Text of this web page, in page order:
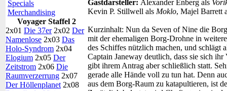
Specials
Merchandising
Voyager Staffel 2
2x01 Die 37er2x02 Der
Namenlose 2x03 Das
Holo-Syndrom 2x04
Elogium 2x05 Der
Zeitstrom 2x06 Die
Raumverzerrung 2x07
Der Höllenplanet 2x08
Gastdarsteller: Alexander Enberg als
Kevin P. Stillwell als Moklo, Majel Barrett
Kurzinhalt: Nun da Seven of Nine die
mit der ehemaligen Borg-Drohne in
des Schiffes nützlich machen, und schlägt
Captain Janeway deutlich, dass sie sich
gibt ihrem Antrag aber schließlich statt.
gerade alle Hände voll zu tun hat. Denn
aus dem Borg-Raum zu katapultieren, ist